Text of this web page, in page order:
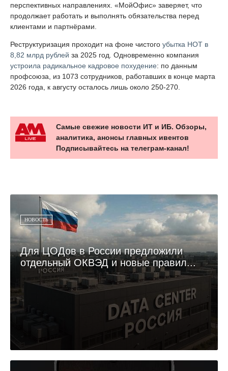
перспективных направлениях. «МойОфис» заверяет, что
продолжает работать и выполнять обязательства перед
клиентами и партнёрами.
Реструктуризация проходит на фоне чистого убытка НОТ в
8,82 млрд рублей за 2025 год. Одновременно компания
устроила радикальное кадровое похудение: по данным
профсоюза, из 1073 сотрудников, работавших в конце марта
2026 года, к августу осталось лишь около 250-270.
Самые свежие новости ИТ и ИБ. Обзоры,
аналитика, анонсы главных ивентов
Подписывайтесь на телеграм-канал!
НОВОСТЬ
Для ЦОДов в России предложили
отдельный ОКВЭД и новые правил...